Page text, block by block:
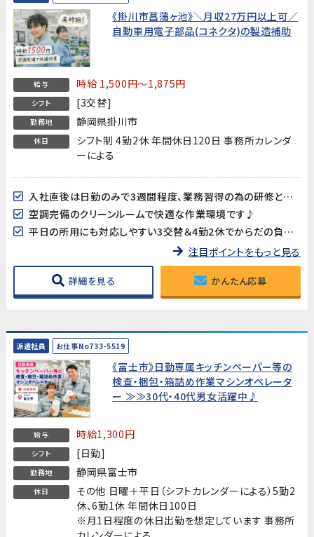
《掛川市菖蒲ヶ池》＼月収27万円以上可／
自動車用電子部品(コネクタ)の製造補助
給与 時給 1,500円～1,875円
シフト [3交替]
勤務地 静岡県掛川市
休日
シフト制 4勤2休 年間休日120日 事務所カレンダ
ーによる
入社直後は日勤のみで3週間程度、業務習得の為の研修となります。
空調完備のクリーンルームで快適な作業環境です♪
平日の所用にも対応しやすい3交替＆4勤2休でからだの負担も軽減。
注目ポイントをもっと見る
詳細を見る かんたん応募
派遣社員 お仕事No733-5519
《富士市》日勤専属キッチンペーパー等の
検査・梱包・箱詰め作業マシンオペレータ
ー ≫≫30代・40代男女活躍中♪
給与 時給1,300円
シフト [日勤]
勤務地 静岡県富士市
休日
その他 日曜＋平日（シフトカレンダーによる）5勤2
休、6勤1休 年間休日100日
※月1日程度の休日出勤を想定しています 事務所